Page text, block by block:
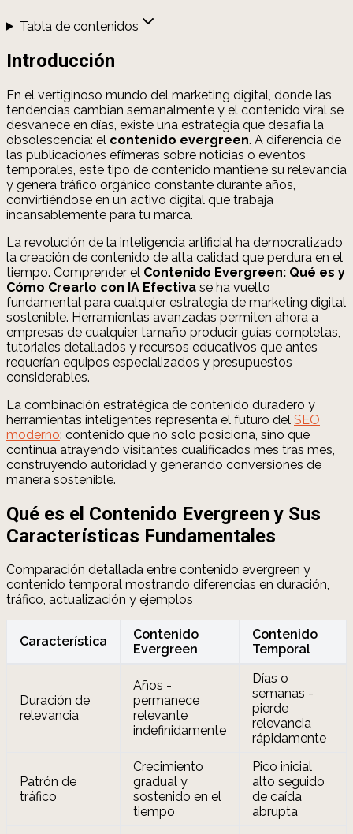
Tabla de contenidos
Introducción
En el vertiginoso mundo del marketing digital, donde las
tendencias cambian semanalmente y el contenido viral se
desvanece en días, existe una estrategia que desafía la
obsolescencia: el contenido evergreen. A diferencia de
las publicaciones efímeras sobre noticias o eventos
temporales, este tipo de contenido mantiene su relevancia
y genera tráfico orgánico constante durante años,
convirtiéndose en un activo digital que trabaja
incansablemente para tu marca.
La revolución de la inteligencia artificial ha democratizado
la creación de contenido de alta calidad que perdura en el
tiempo. Comprender el Contenido Evergreen: Qué es y
Cómo Crearlo con IA Efectiva se ha vuelto
fundamental para cualquier estrategia de marketing digital
sostenible. Herramientas avanzadas permiten ahora a
empresas de cualquier tamaño producir guías completas,
tutoriales detallados y recursos educativos que antes
requerían equipos especializados y presupuestos
considerables.
La combinación estratégica de contenido duradero y
herramientas inteligentes representa el futuro del SEO
moderno: contenido que no solo posiciona, sino que
continúa atrayendo visitantes cualificados mes tras mes,
construyendo autoridad y generando conversiones de
manera sostenible.
Qué es el Contenido Evergreen y Sus
Características Fundamentales
Comparación detallada entre contenido evergreen y
contenido temporal mostrando diferencias en duración,
tráfico, actualización y ejemplos
Característica
Contenido
Evergreen
Contenido
Temporal
Duración de
relevancia
Años -
permanece
relevante
indefinidamente
Días o
semanas -
pierde
relevancia
rápidamente
Patrón de
tráfico
Crecimiento
gradual y
sostenido en el
tiempo
Pico inicial
alto seguido
de caída
abrupta